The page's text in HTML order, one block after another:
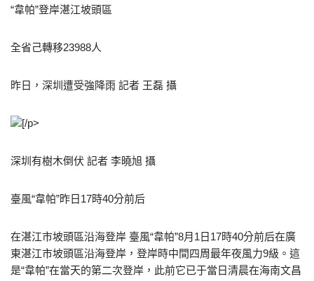
“韋帕”登岸湛江坡頭區
全省己轉移23988人
昨日，深圳遭受強降雨 記者 王磊 攝
[/p>
深圳有樹木倒伏 記者 李曉旭 攝
臺風“韋帕”昨日17時40分前后
在湛江市坡頭區沿海登岸 臺風“韋帕”8月1日17時40分前后在廣
東湛江市坡頭區沿海登岸，登岸時中間四周最年夜風力9級。這
是“韋帕”在當天的第二次登岸，此前它已于當日清晨在海南文昌